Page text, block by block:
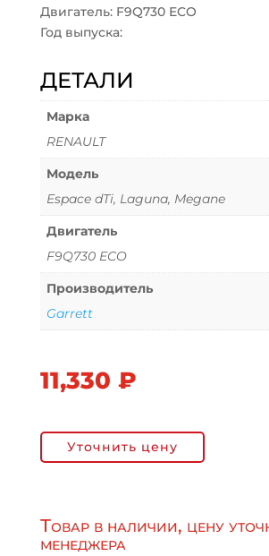
Двигатель: F9Q730 ECO
Год выпуска:
ДЕТАЛИ
Марка
RENAULT
Модель
Espace dTi, Laguna, Megane
Двигатель
F9Q730 ECO
Производитель
Garrett
11,330 ₽
Уточнить цену
Товар в наличии, цену
менеджера